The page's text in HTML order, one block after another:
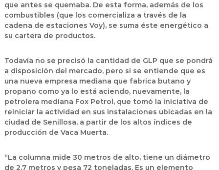
que antes se quemaba. De esta forma, además de los
combustibles (que los comercializa a través de la
cadena de estaciones Voy), se suma éste energético a
su cartera de productos.
Todavía no se precisó la cantidad de GLP que se pondrá
a disposición del mercado, pero si se entiende que es
una nueva empresa mediana que fabrica butano y
propano como ya lo está aciendo, nuevamente, la
petrolera mediana Fox Petrol, que tomó la iniciativa de
reiniciar la actividad en sus instalaciones ubicadas en la
ciudad de Senillosa, a partir de los altos índices de
producción de Vaca Muerta.
“La columna mide 30 metros de alto, tiene un diámetro
de 2,7 metros y pesa 72 toneladas. Es un elemento